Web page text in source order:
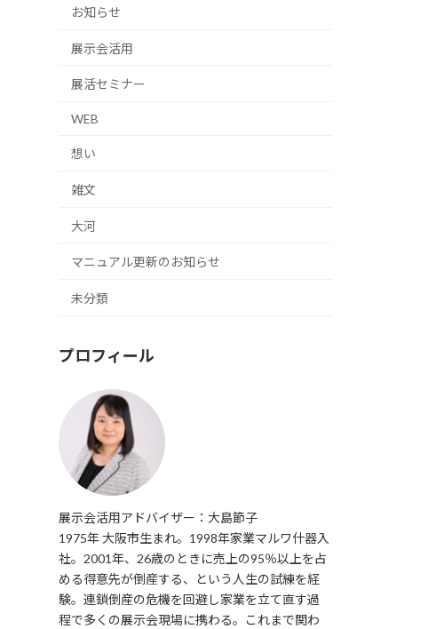
お知らせ
展示会活用
展活セミナー
WEB
想い
雑文
大河
マニュアル更新のお知らせ
未分類
プロフィール
展示会活用アドバイザー：大島節子
1975年 大阪市生まれ。1998年家業マルワ什器入
社。2001年、26歳のときに売上の95％以上を占
める得意先が倒産する、という人生の試練を経
験。連鎖倒産の危機を回避し家業を立て直す過
程で多くの展示会現場に携わる。これまで関わ